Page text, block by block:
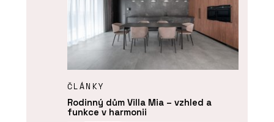
ČLÁNKY
Rodinný dům Villa Mia – vzhled a
funkce v harmonii